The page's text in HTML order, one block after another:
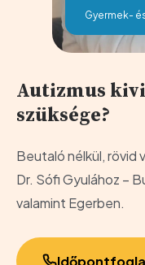
Gyermek-
Autizmus
szüksége?
Beutaló nélkül, rövid
Dr. Sófi Gyulához –
valamint Egerben.